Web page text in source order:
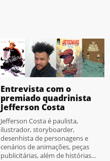
Entrevista com o
premiado quadrinista
Jefferson Costa
Jefferson Costa é paulista,
ilustrador, storyboarder,
desenhista de personagens e
cenários de animações, peças
publicitárias, além de histórias...